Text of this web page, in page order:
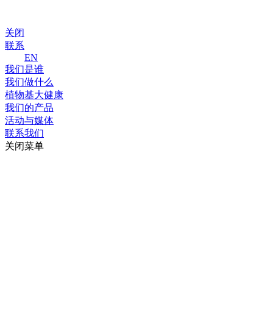
关闭
联系
EN
我们是谁
我们做什么
植物基大健康
我们的产品
活动与媒体
联系我们
关闭菜单